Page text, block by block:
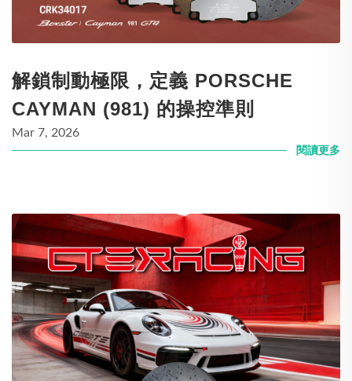
解鎖制動極限，定義 PORSCHE
CAYMAN (981) 的操控準則
Mar 7, 2026
閱讀更多